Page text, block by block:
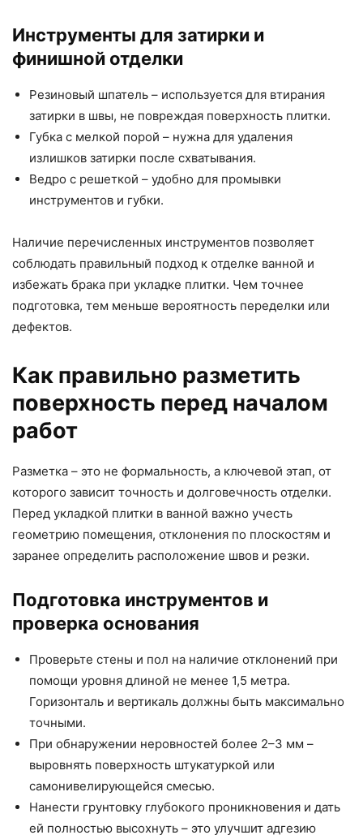
Инструменты для затирки и
финишной отделки
Резиновый шпатель – используется для втирания
затирки в швы, не повреждая поверхность плитки.
Губка с мелкой порой – нужна для удаления
излишков затирки после схватывания.
Ведро с решеткой – удобно для промывки
инструментов и губки.
Наличие перечисленных инструментов позволяет
соблюдать правильный подход к отделке ванной и
избежать брака при укладке плитки. Чем точнее
подготовка, тем меньше вероятность переделки или
дефектов.
Как правильно разметить
поверхность перед началом
работ
Разметка – это не формальность, а ключевой этап, от
которого зависит точность и долговечность отделки.
Перед укладкой плитки в ванной важно учесть
геометрию помещения, отклонения по плоскостям и
заранее определить расположение швов и резки.
Подготовка инструментов и
проверка основания
Проверьте стены и пол на наличие отклонений при
помощи уровня длиной не менее 1,5 метра.
Горизонталь и вертикаль должны быть максимально
точными.
При обнаружении неровностей более 2–3 мм –
выровнять поверхность штукатуркой или
самонивелирующейся смесью.
Нанести грунтовку глубокого проникновения и дать
ей полностью высохнуть – это улучшит адгезию